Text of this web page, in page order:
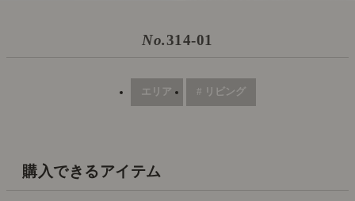
No.314-01
エリア # リビング
購入できるアイテム